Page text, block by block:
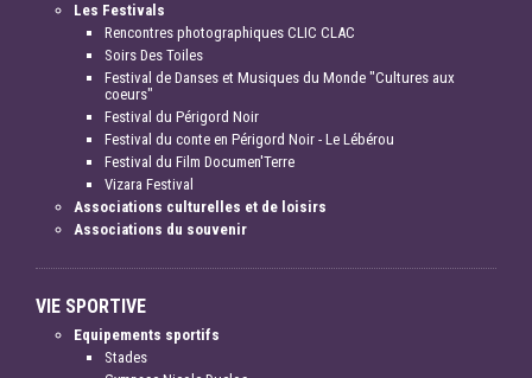
Les Festivals
Rencontres photographiques CLIC CLAC
Soirs Des Toiles
Festival de Danses et Musiques du Monde "Cultures aux
coeurs"
Festival du Périgord Noir
Festival du conte en Périgord Noir - Le Lébérou
Festival du Film Documen'Terre
Vizara Festival
Associations culturelles et de loisirs
Associations du souvenir
VIE SPORTIVE
Equipements sportifs
Stades